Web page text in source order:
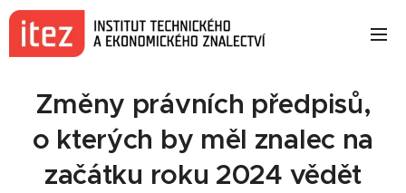
Změny právních předpisů,
o kterých by měl znalec na
začátku roku 2024 vědět